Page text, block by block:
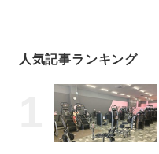
人気記事ランキング